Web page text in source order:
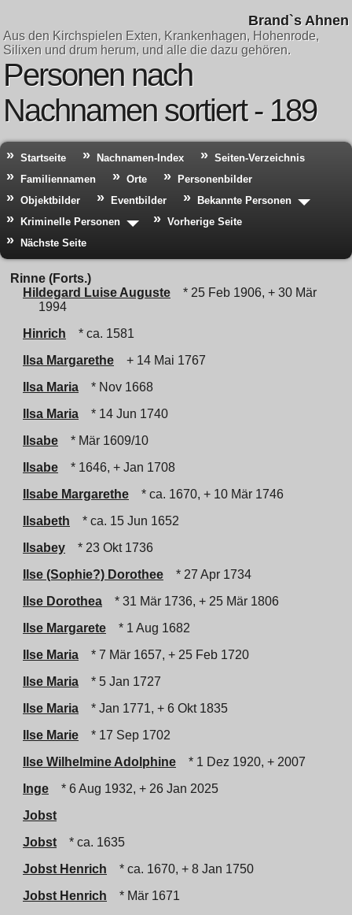
Brand`s Ahnen
Aus den Kirchspielen Exten, Krankenhagen, Hohenrode,
Silixen und drum herum, und alle die dazu gehören.
Personen nach
Nachnamen sortiert - 189
Startseite Nachnamen-Index
Seiten-Verzeichnis
Familiennamen
Orte
Personenbilder
Objektbilder
Eventbilder
Bekannte Personen
Kriminelle Personen
Vorherige Seite
Nächste Seite
Rinne (Forts.)
Hildegard Luise Auguste
* 25 Feb 1906, + 30 Mär
1994
Hinrich
* ca. 1581
Ilsa Margarethe
+ 14 Mai 1767
Ilsa Maria
* Nov 1668
Ilsa Maria
* 14 Jun 1740
Ilsabe
* Mär 1609/10
Ilsabe
* 1646, + Jan 1708
Ilsabe Margarethe
* ca. 1670, + 10 Mär 1746
Ilsabeth
* ca. 15 Jun 1652
Ilsabey
* 23 Okt 1736
Ilse (Sophie?) Dorothee
* 27 Apr 1734
Ilse Dorothea
* 31 Mär 1736, + 25 Mär 1806
Ilse Margarete
* 1 Aug 1682
Ilse Maria
* 7 Mär 1657, + 25 Feb 1720
Ilse Maria
* 5 Jan 1727
Ilse Maria
* Jan 1771, + 6 Okt 1835
Ilse Marie
* 17 Sep 1702
Ilse Wilhelmine Adolphine
* 1 Dez 1920, + 2007
Inge
* 6 Aug 1932, + 26 Jan 2025
Jobst
Jobst
* ca. 1635
Jobst Henrich
* ca. 1670, + 8 Jan 1750
Jobst Henrich
* Mär 1671